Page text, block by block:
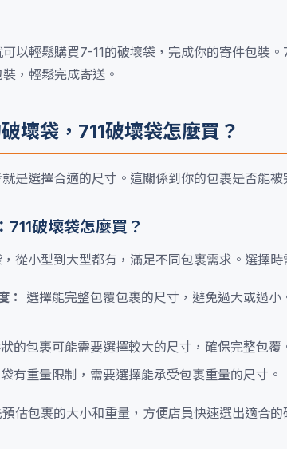
以輕鬆購買7-11的破壞袋，完成你的寄件包裝
，輕鬆完成寄送。
壞袋，711破壞袋怎麼買？
是選擇合適的尺寸。這關係到你的包裹是否能
破壞袋怎麼買？
從小型到大型都有，滿足不同包裹需求。選擇時
：
選擇能完整包覆包裹的尺寸，避免過大或過
的包裹可能需要選擇較大的尺寸，確保完整包覆
有重量限制，需要選擇能承受包裹重量的尺寸。
估包裹的大小和重量，方便店員快速選出適合